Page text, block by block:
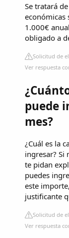
Se tratará
económicas
1.000€
obligado a
Solicitud de
Ver respuesta
puede
mes?
¿Cuál es la
ingresar? Si
te pidan
puedes
este
justificante
Solicitud de
Ver respuesta